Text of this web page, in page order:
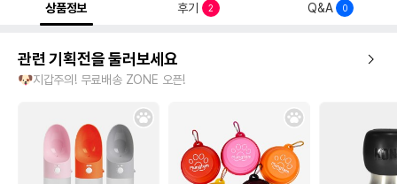
상품정보 후기 2 Q&A 0
관련 기획전을 둘러보세요
🐶지갑주의! 무료배송 ZONE 오픈!